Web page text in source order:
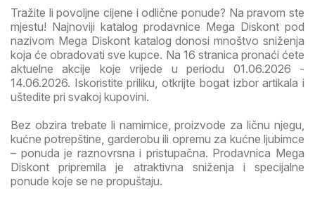
Tražite li povoljne cijene i odlične ponude? Na pravom ste
mjestu! Najnoviji katalog prodavnice Mega Diskont pod
nazivom Mega Diskont katalog donosi mnoštvo sniženja
koja će obradovati sve kupce. Na 16 stranica pronaći ćete
aktuelne akcije koje vrijede u periodu 01.06.2026 -
14.06.2026. Iskoristite priliku, otkrijte bogat izbor artikala i
uštedite pri svakoj kupovini.
Bez obzira trebate li namirnice, proizvode za ličnu njegu,
kućne potrepštine, garderobu ili opremu za kućne ljubimce
– ponuda je raznovrsna i pristupačna. Prodavnica Mega
Diskont pripremila je atraktivna sniženja i specijalne
ponude koje se ne propuštaju.